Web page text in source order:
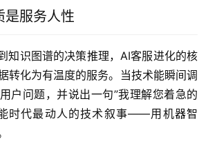
是服务人性
知识图谱的决策推理，AI客服进化的核
转化为有温度的服务。当技术能瞬间调
户问题，并说出一句”我理解您着急的
时代最动人的技术叙事——用机器智